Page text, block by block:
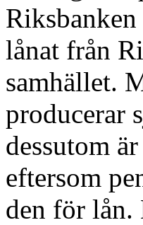
lånat från
samhället.
producerar
dessutom
eftersom
den för lån.